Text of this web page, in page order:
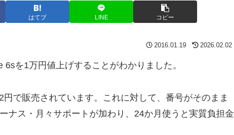
はてブ LINE コピー
2016.01.19 2026.02.02
を1万円値上げすることがわかりました。
で販売されています。これに対して、番号がそのまま
ナス・月々サポートが加わり、24か月使うと実質負担金